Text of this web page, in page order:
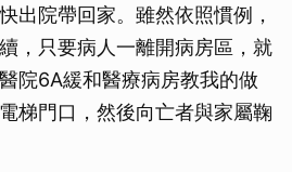
出院帶回家。雖然依照慣例，
，只要病人一離開病房區，就
院6A緩和醫療病房教我的做
梯門口，然後向亡者與家屬鞠